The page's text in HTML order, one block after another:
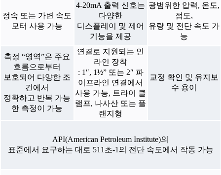
정속 또는 가변 속도
모터 사용 가능
4-20mA 출력 신호는
다양한
디스플레이 및 제어
기능을 제공
광범위한 압력, 온도,
점도,
유량 및 전단 속도 가
능
측정 “영역”은 주요
흐름으로부터
보호되어 다양한 조
건에서
정확하고 반복 가능
한 측정이 가능
연결로 지원되는 인
라인 장착
: 1″, 1½” 또는 2″ 파
이프라인 연결에서
사용 가능, 트라이 클
램프, 나사산 또는 플
랜지형
교정 확인 및 유지보
수 용이
API(American Petroleum Institute)의
표준에서 요구하는 대로 511초-1의 전단 속도에서 작동 가능